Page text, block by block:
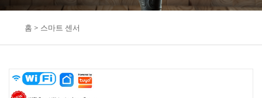
홈 > 스마트 센서